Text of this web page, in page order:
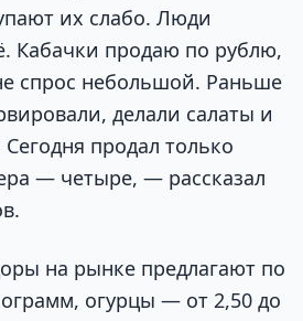
их слабо. Люди
Кабачки продаю по рублю,
спрос небольшой. Раньше
делали салаты и
продал только
— четыре, — рассказал
на рынке предлагают по
огурцы — от 2,50 до